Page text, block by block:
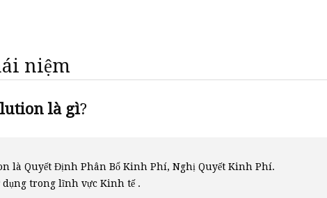
niệm
là gì?
là Quyết Định Phân Bổ Kinh Phí, Nghị Quyết Kinh Phí.
dụng trong lĩnh vực Kinh tế .